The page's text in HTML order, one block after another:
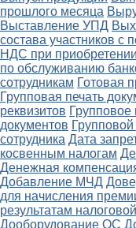
прошлого месяца
Выставление УПД
состава участников с
НДС при
по обслуживанию
сотрудникам Готовая
Групповая печать
реквизитов
документов
сотрудника Дата
косвенным налогам
Денежная
Добавление МЧД
для начисления
результатам
Дооборудование ОС